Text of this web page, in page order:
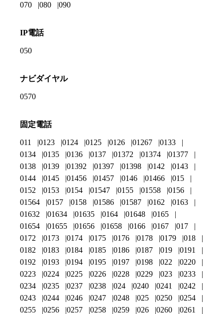
070 080 090
IP電話
050
ナビダイヤル
0570
固定電話
011 0123 0124 0125 0126 01267
0133
0134
0135 0136 0137 01372 01374
01377
0138
0139 01392 01397 01398 0142
0143
0144
0145 01456 01457 0146 01466
015
0152
0153 0154 01547 0155 01558
0156
01564
0157 0158 01586 01587 0162
0163
01632
01634 01635 0164 01648
0165
01654
01655 01656 01658 0166 0167
017
0172
0173 0174 0175 0176 0178 0179
018
0182
0183 0184 0185 0186 0187 019
0191
0192
0193 0194 0195 0197 0198 022
0220
0223
0224 0225 0226 0228 0229 023
0233
0234
0235 0237 0238 024 0240 0241
0242
0243
0244 0246 0247 0248 025 0250
0254
0255
0256 0257 0258 0259 026 0260 0261